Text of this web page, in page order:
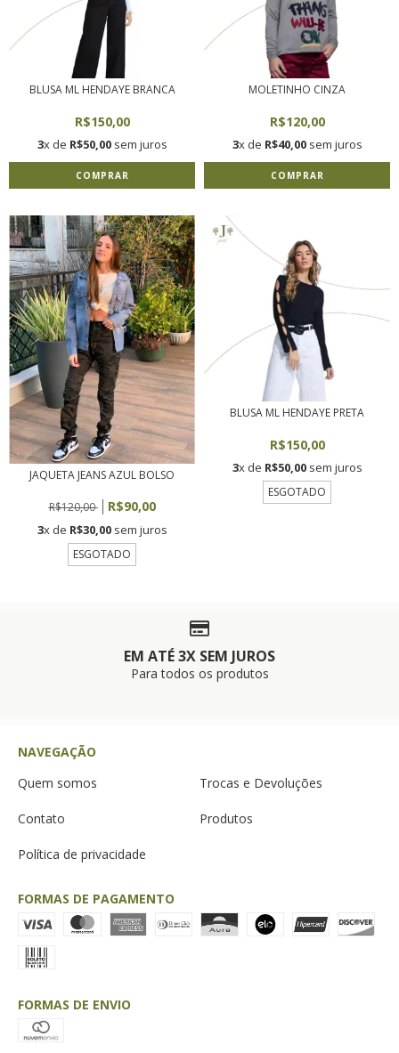
BLUSA ML HENDAYE BRANCA
R$150,00
3x de R$50,00sem juros
COMPRAR
MOLETINHO CINZA
R$120,00
3x de R$40,00sem juros
COMPRAR
JAQUETA JEANS AZUL BOLSO
R$120,00 R$90,00
3x de R$30,00sem juros
ESGOTADO
BLUSA ML HENDAYE PRETA
R$150,00
3x de R$50,00sem juros
ESGOTADO
EM ATÉ 3X SEM JUROS
Para todos os produtos
NAVEGAÇÃO
Quem somos
Trocas e Devoluções
Contato Produtos
Política de privacidade
FORMAS DE PAGAMENTO
FORMAS DE ENVIO